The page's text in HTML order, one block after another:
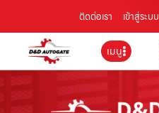
ติดต่อเรา เข้าสู่ระบบ
เมนู